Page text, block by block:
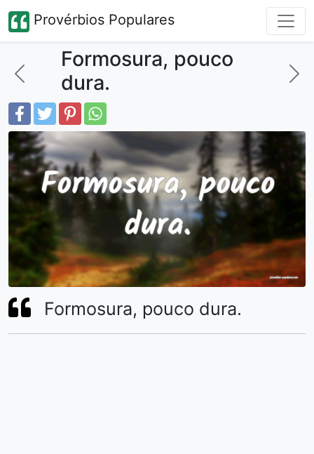
Provérbios Populares
Formosura, pouco
dura.
Formosura, pouco dura.